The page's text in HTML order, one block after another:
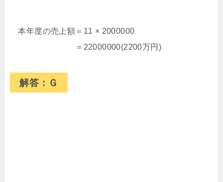
本年度の売上額＝11 × 2000000
＝22000000(2200万円)
解答：Ｇ